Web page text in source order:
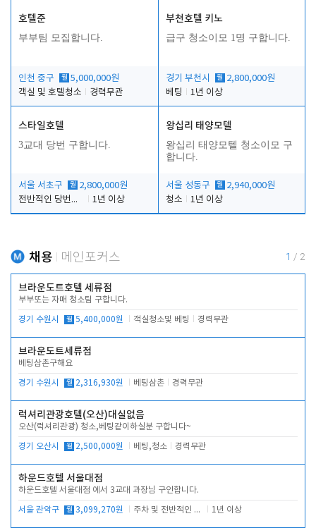
호텔준
부부팀 모집합니다.
인천 중구 월 5,000,000원
객실 및 호텔청소
경력무관
부천호텔 키노
급구 청소이모 1명 구합니다.
경기 부천시 월 2,800,000원
베팅
1년 이상
스타일호텔
3교대 당번 구합니다.
서울 서초구 월 2,800,000원
전반적인 당번업무
1년 이상
왕십리 태양모텔
왕십리 태양모텔 청소이모 구
합니다.
서울 성동구 월 2,940,000원
청소
1년 이상
채용 메인포커스 1 / 2
브라운도트호텔 세류점
부부또는 자매 청소팀 구합니다.
경기 수원시 월 5,400,000원 객실청소및 베팅 경력무관
브라운도트세류점
베팅삼촌구해요
경기 수원시 월 2,316,930원 베팅삼촌 경력무관
럭셔리관광호텔(오산)대실없음
오산(럭셔리관광) 청소,베팅같이하실분 구합니다~
경기 오산시 월 2,500,000원 베팅,청소 경력무관
하운드호텔 서울대점
하운드호텔 서울대점 에서 3교대 과장님 구인합니다.
서울 관악구 월 3,099,270원 주차 및 전반적인 당번업무 1년 이상